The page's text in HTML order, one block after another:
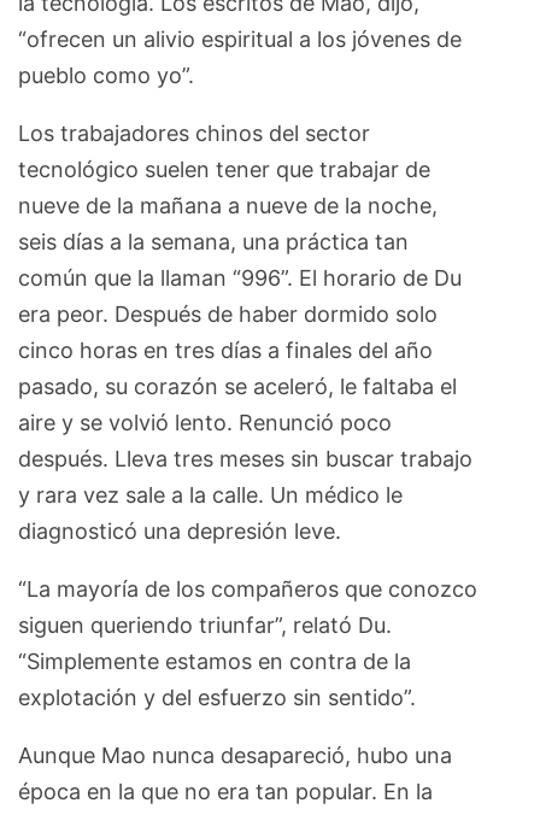
“ofrecen un alivio espiritual a los jóvenes de
pueblo como yo”.
Los trabajadores chinos del sector
tecnológico suelen tener que trabajar de
nueve de la mañana a nueve de la noche,
seis días a la semana, una práctica tan
común que la llaman “996”. El horario de Du
era peor. Después de haber dormido solo
cinco horas en tres días a finales del año
pasado, su corazón se aceleró, le faltaba el
aire y se volvió lento. Renunció poco
después. Lleva tres meses sin buscar trabajo
y rara vez sale a la calle. Un médico le
diagnosticó una depresión leve.
“La mayoría de los compañeros que conozco
siguen queriendo triunfar”, relató Du.
“Simplemente estamos en contra de la
explotación y del esfuerzo sin sentido”.
Aunque Mao nunca desapareció, hubo una
época en la que no era tan popular. En la